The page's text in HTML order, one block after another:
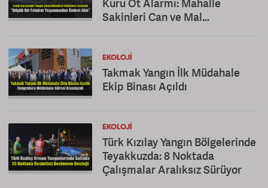
Kuru Ot Alarmı: Mahalle
Sakinleri Can ve Mal
EKOLOJI
Takmak Yangın İlk Müdahale
Ekip Binası Açıldı
EKOLOJI
Türk Kızılay Yangın Bölgelerinde
Teyakkuzda: 8 Noktada
Çalışmalar Aralıksız Sürüyor